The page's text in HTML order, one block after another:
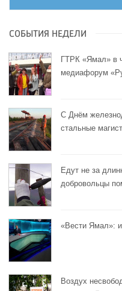
СОБЫТИЯ НЕДЕЛИ
ГТРК «Ямал» в
медиафорум
С Днём
стальные
Едут не за
добровольцы
«Вести Ямал»:
Воздух